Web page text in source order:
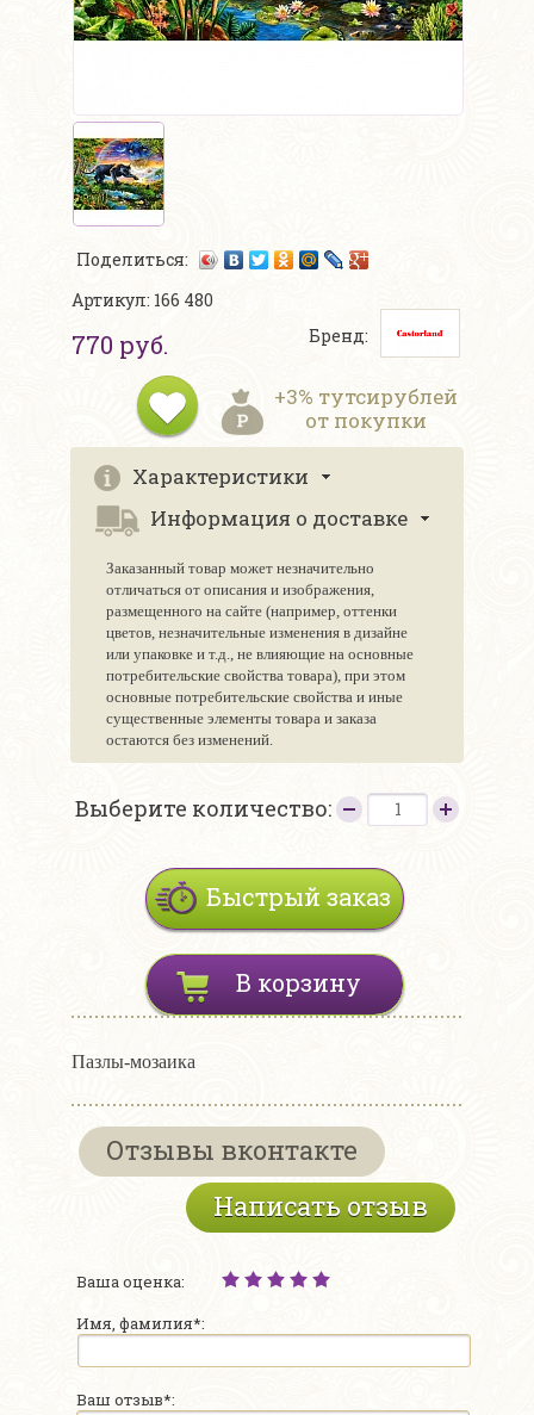
Поделиться:
Артикул: 166 480
770 руб. Бренд:
+3% тутсирублей
от покупки
Характеристики
Информация о доставке
Заказанный товар может незначительно
отличаться от описания и изображения,
размещенного на сайте (например, оттенки
цветов, незначительные изменения в дизайне
или упаковке и т.д., не влияющие на основные
потребительские свойства товара), при этом
основные потребительские свойства и иные
существенные элементы товара и заказа
остаются без изменений.
Выберите количество:
Быстрый заказ
В корзину
Пазлы-мозаика
Отзывы вконтакте
Написать отзыв
Ваша оценка:
Имя, фамилия*:
Ваш отзыв*: